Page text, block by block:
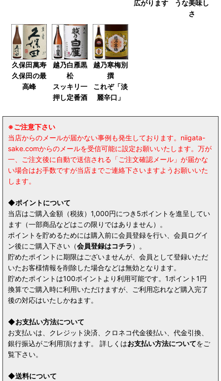
広がります
うな美味し
さ
久保田萬寿
久保田の最
高峰
越乃白雁黒
松
スッキリ一
押し定番酒
越乃寒梅別
撰
これぞ「淡
麗辛口」
※ご注意下さい
当店からのメールが届かない事例も発生しております。niigata-
sake.comからのメールを受信可能に設定お願いいたします。万が
一、ご注文後に自動で送信される「ご注文確認メール」が届かな
い場合はお手数ですが当店までご連絡下さいますようお願いいた
します。
◆ポイントについて
当店はご購入金額（税抜）1,000円につき5ポイントを進呈してい
ます（一部商品などはこの限りではありません）。
ポイントを貯めるためには購入前に会員登録を行い、会員ログイ
ン後にご購入下さい（会員登録はコチラ ）。
貯めたポイントに期限はございませんが、会員として登録いただ
いたお客様情報を削除した場合などは無効となります。
貯めたポイントは100ポイントより利用可能です。1ポイント1円
換算でご購入時に利用いただけますが、ご利用忘れなど購入完了
後の対応はいたしかねます。
◆お支払い方法について
お支払いは、クレジット決済、クロネコ代金後払い、代金引換、
銀行振込がご利用頂けます。 詳しくはお支払い方法についてをご
覧下さい。
◆送料について